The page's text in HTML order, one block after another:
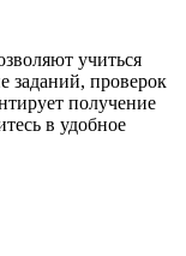
учиться
заданий, проверок
получение
в удобное